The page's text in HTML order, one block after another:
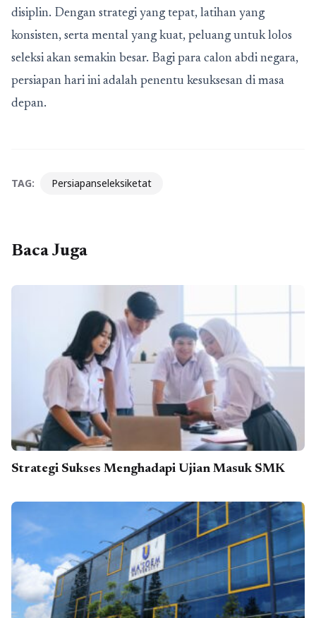
disiplin. Dengan strategi yang tepat, latihan yang
konsisten, serta mental yang kuat, peluang untuk lolos
seleksi akan semakin besar. Bagi para calon abdi negara,
persiapan hari ini adalah penentu kesuksesan di masa
depan.
TAG: Persiapanseleksiketat
Baca Juga
Strategi Sukses Menghadapi Ujian Masuk SMK